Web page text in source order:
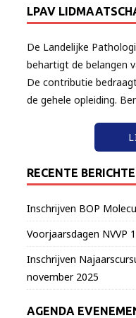
LPAV
De Landelijke
behartigt de belangen
De contributie
de gehele opleiding.
RECENTE
Inschrijven BOP
Voorjaarsdagen NVVP
Inschrijven
november 2025
AGENDA